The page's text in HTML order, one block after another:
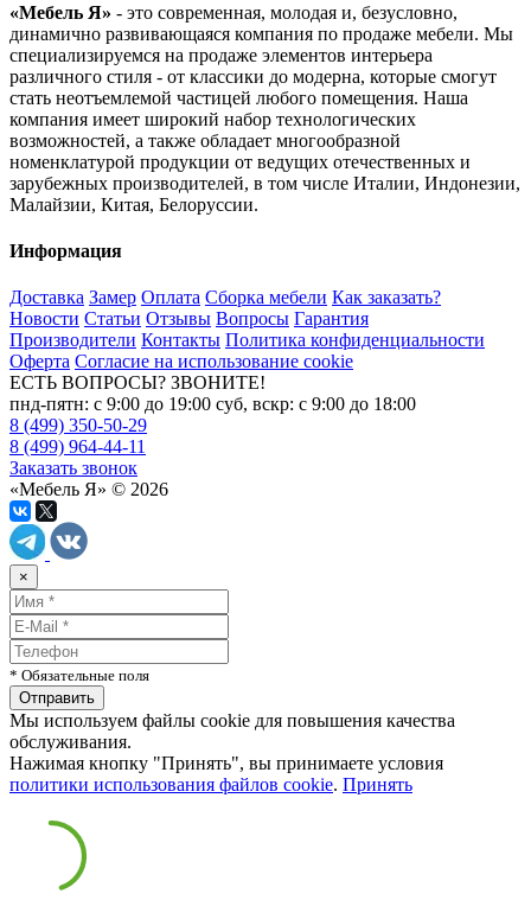
«Мебель Я» - это современная, молодая и, безусловно,
динамично развивающаяся компания по продаже мебели. Мы
специализируемся на продаже элементов интерьера
различного стиля - от классики до модерна, которые смогут
стать неотъемлемой частицей любого помещения. Наша
компания имеет широкий набор технологических
возможностей, а также обладает многообразной
номенклатурой продукции от ведущих отечественных и
зарубежных производителей, в том числе Италии, Индонезии,
Малайзии, Китая, Белоруссии.
Информация
Доставка Замер Оплата Сборка мебели Как заказать?
Новости Статьи Отзывы Вопросы Гарантия
Производители Контакты Политика конфиденциальности
Оферта Согласие на использование cookie
ЕСТЬ ВОПРОСЫ? ЗВОНИТЕ!
пнд-пятн: с 9:00 до 19:00 суб, вскр: с 9:00 до 18:00
8 (499) 350-50-29
8 (499) 964-44-11
Заказать звонок
«Мебель Я» © 2026
×
* Обязательные поля
Мы используем файлы cookie для повышения качества
обслуживания.
Нажимая кнопку "Принять", вы принимаете условия
политики использования файлов cookie. Принять